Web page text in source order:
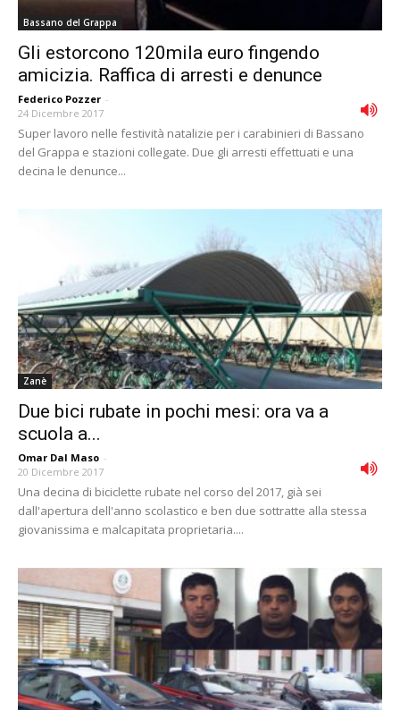
Bassano del Grappa
Gli estorcono 120mila euro fingendo
amicizia. Raffica di arresti e denunce
Federico Pozzer -
24 Dicembre 2017
Super lavoro nelle festività natalizie per i carabinieri di Bassano
del Grappa e stazioni collegate. Due gli arresti effettuati e una
decina le denunce...
Zanè
Due bici rubate in pochi mesi: ora va a
scuola a...
Omar Dal Maso -
20 Dicembre 2017
Una decina di biciclette rubate nel corso del 2017, già sei
dall'apertura dell'anno scolastico e ben due sottratte alla stessa
giovanissima e malcapitata proprietaria....